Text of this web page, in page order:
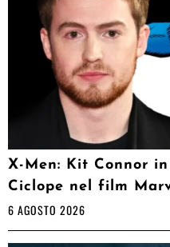
X-Men: Kit Connor
Ciclope nel film
6 AGOSTO 2026